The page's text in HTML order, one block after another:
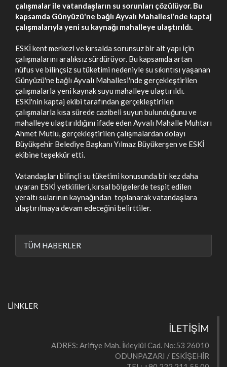
çalışmalar ile vatandaşların su sorunları çözülüyor. Bu
kapsamda Günyüzü'ne bağlı Ayvalı Mahallesi'nde kaptaj
çalışmalarıyla yeni su kaynağı mahalleye ulaştırıldı.
ESKİ kent merkezi ve kırsalda sorunsuz bir alt yapı için
çalışmalarını aralıksız sürdürüyor. Bu kapsamda artan
nüfus ve bilinçsiz su tüketimi nedeniyle su sıkıntısı yaşanan
Günyüzü'ne bağlı Ayvalı Mahallesi'nde gerçekleştirilen
çalışmalarla yeni kaynak suyu mahalleye ulaştırıldı.
ESKİ'nin kaptaj ekibi tarafından gerçekleştirilen
çalışmalarla kısa sürede cazibeli suyun bulunduğunu ve
mahalleye ulaştırıldığını ifade eden Ayvalı Mahalle Muhtarı
Ahmet Mutlu, gerçekleştirilen çalışmalardan dolayı
Büyükşehir Belediye Başkanı Yılmaz Büyükerşen ve ESKİ
ekibine teşekkür etti.
Vatandaşları bilinçli su tüketimi konusunda bir kez daha
uyaran ESKİ yetkilileri, kırsal bölgelerde tespit edilen
yeraltı sularının kaynağından toplanarak vatandaşlara
ulaştırılmaya devam edeceğini belirttiler.
TÜM HABERLER
LİNKLER
İLETİŞİM
ADRES: Arifiye Mah. İkieylül Cad. No:53 26010
ODUNPAZARI / ESKİŞEHİR